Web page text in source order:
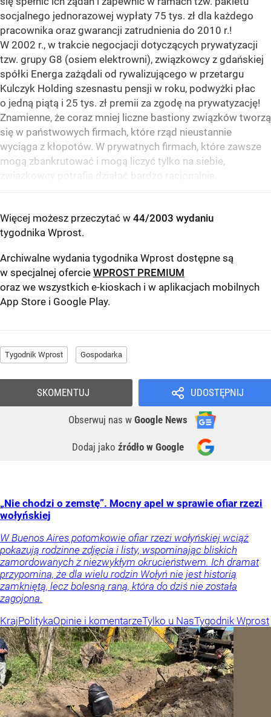
socjalnego jednorazowej wypłaty 75 tys. zł dla każdego
pracownika oraz gwarancji zatrudnienia do 2010 r.!
W 2002 r., w trakcie negocjacji dotyczących prywatyzacji
tzw. grupy G8 (osiem elektrowni), związkowcy z gdańskiej
spółki Energa zażądali od rywalizującego w przetargu
Kulczyk Holding szesnastu pensji w roku, podwyżki płac
o jedną piątą i 25 tys. zł premii za zgodę na prywatyzację!
Znamienne, że coraz mniej liczne bastiony związków tworzą
się w państwowych firmach, które rząd nieustannie
wyciąga z kłopotów. W prywatnych firmach, które zawsze
mogą zbankrutować i mogą liczyć tylko na siebie,
związkowcy potrafią działać bardzo racjonalnie.
Więcej możesz przeczytać w 44/2003 wydaniu
tygodnika Wprost.
Archiwalne wydania tygodnika Wprost dostępne są
w specjalnej ofercie WPROST PREMIUM
oraz we wszystkich e-kioskach i w aplikacjach mobilnych
App Store i Google Play.
Tygodnik Wprost Gospodarka
UDOSTĘPNIJ
Obserwuj nas w Google News
Dodaj jako źródło w Google
SKOMENTUJ
„Nie chodzi o zemstę”. Mocny apel w sprawie ofiar rzezi
wołyńskiej
W Buenos Aires potomkowie ofiar rzezi wołyńskiej wciąż
pokazują rodzinne zdjęcia i listy, wspominając bliskich
zamordowanych z niezwykłym okrucieństwem. Ich dramat
przypomina, że dla wielu rodzin Wołyń nie jest historią
zamkniętą, lecz bolesną raną, która do dziś nie została
zagojona.
KrajPolitykaOpinie i komentarzeTylko u NasTygodnik Wprost